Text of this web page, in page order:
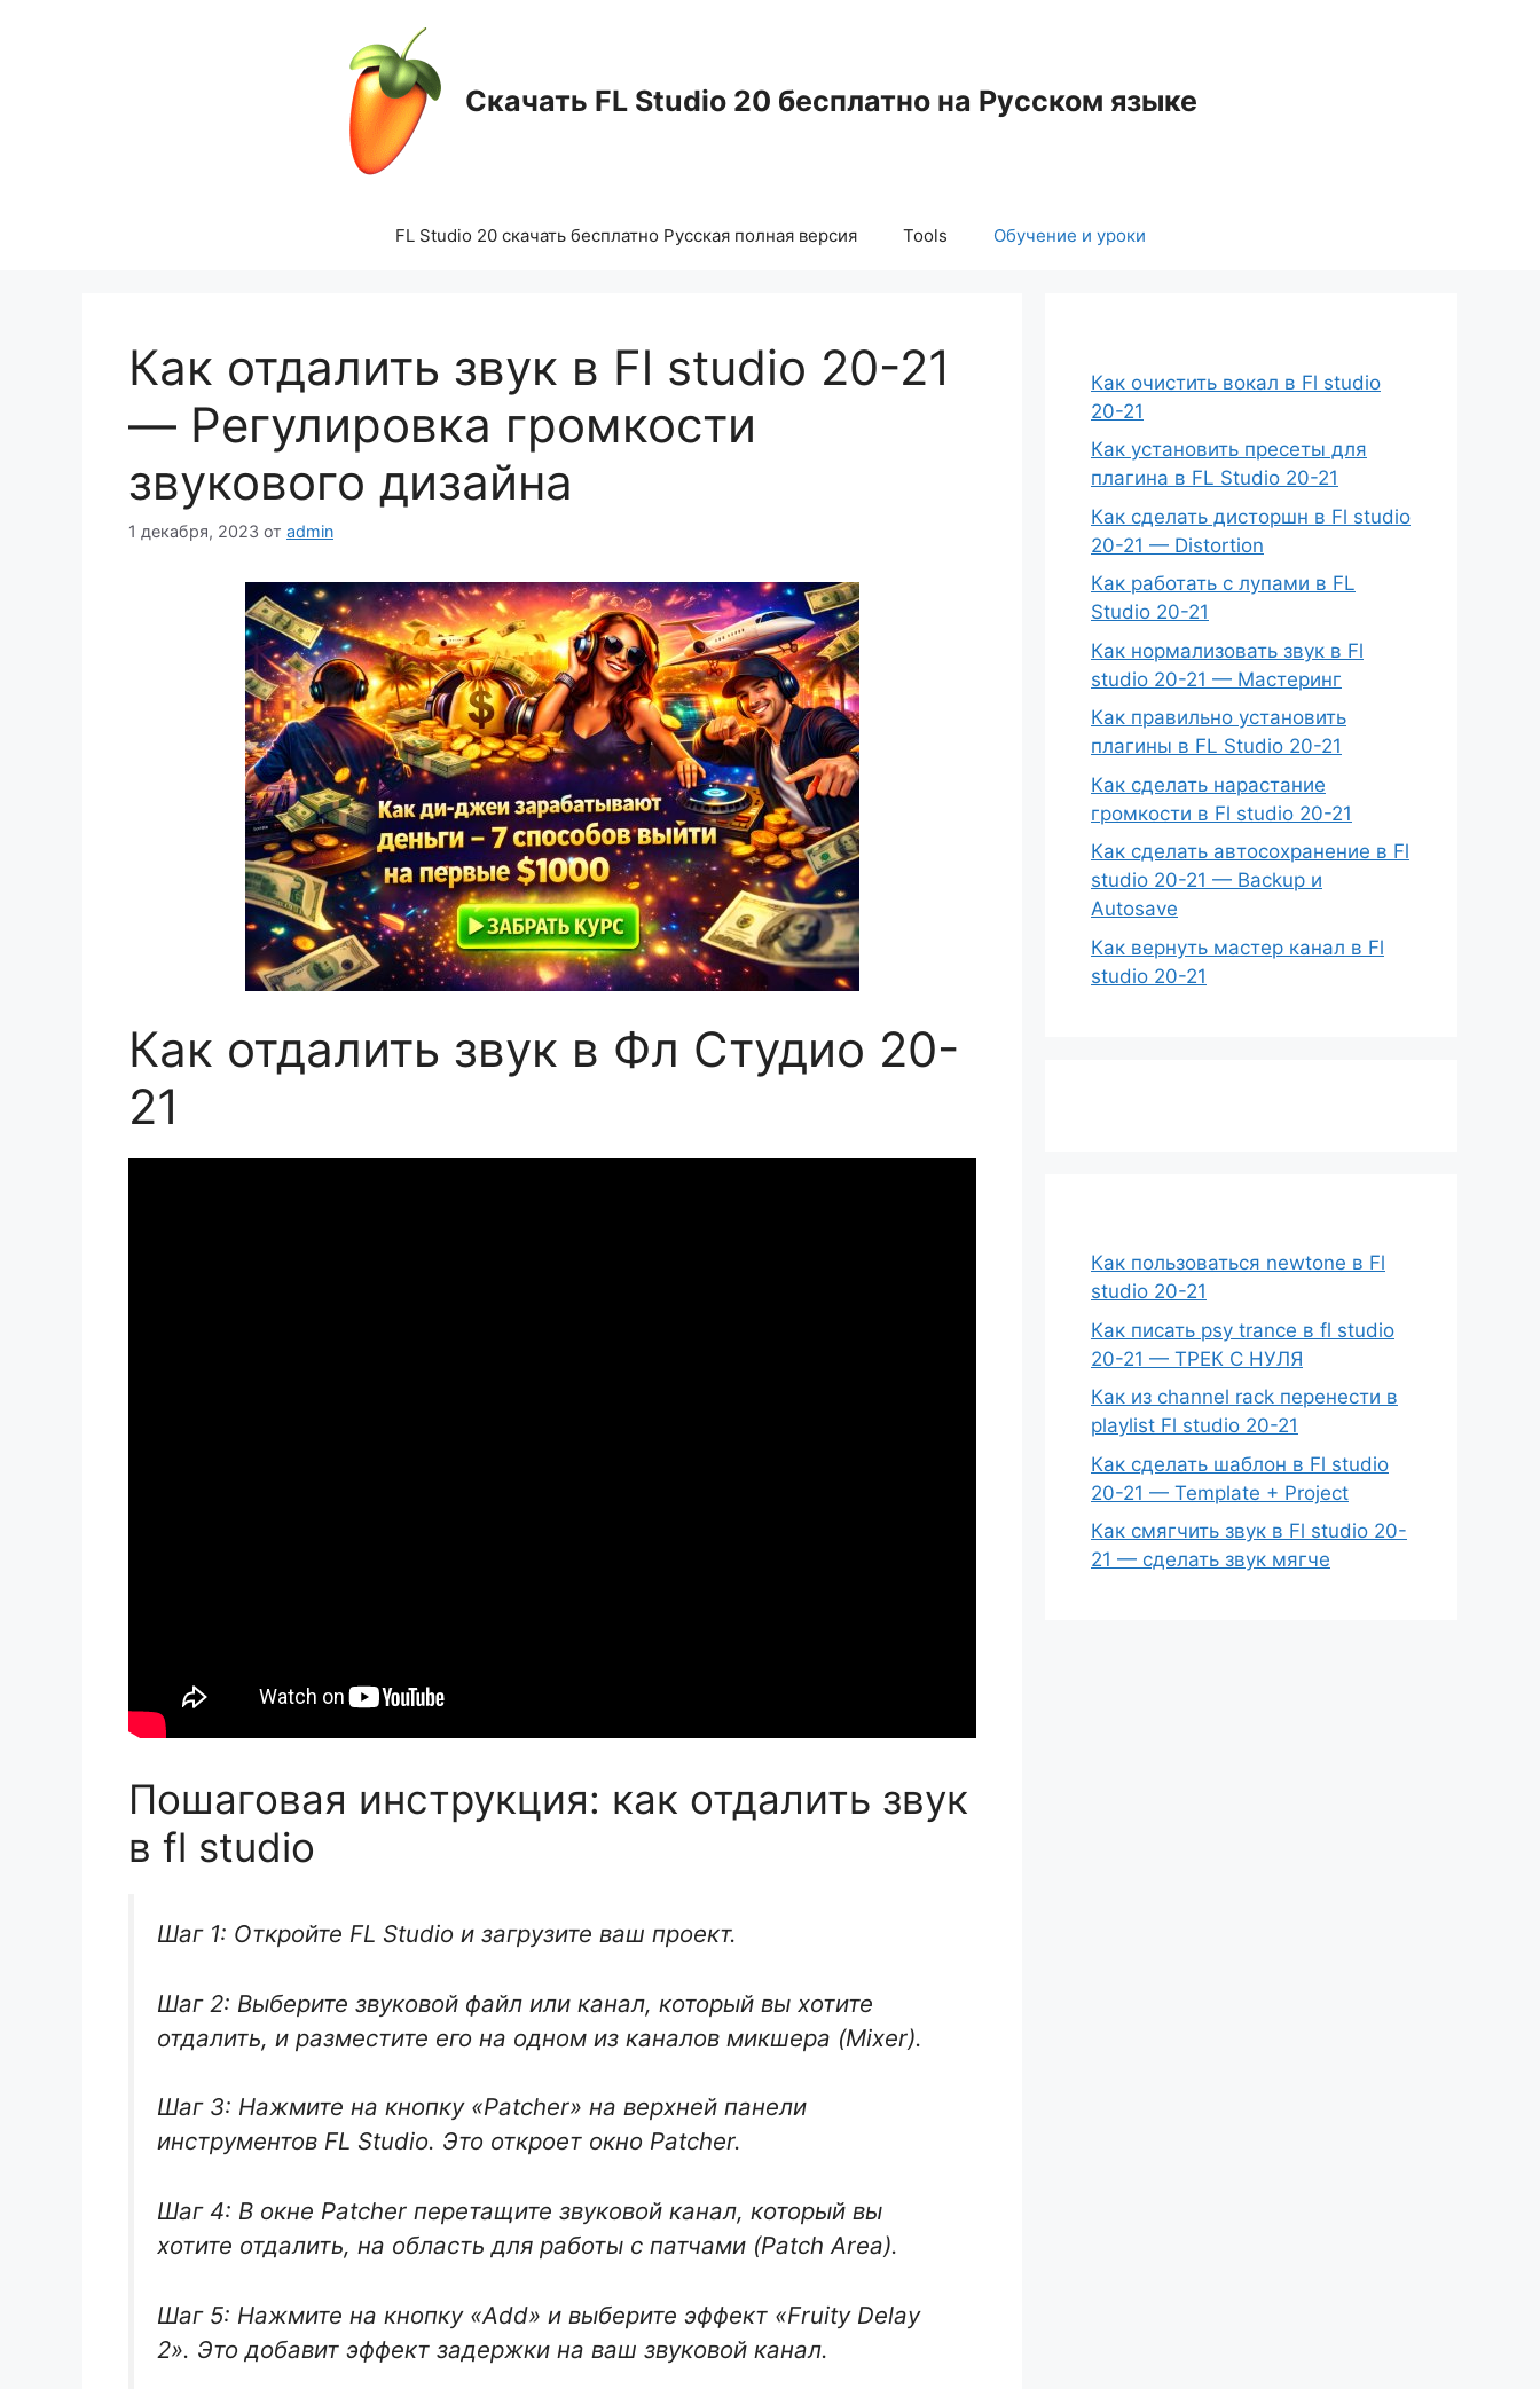
Скачать FL Studio 20 бесплатно на Русском языке
FL Studio 20 скачать бесплатно Русская полная версия Tools Обучение и уроки
Как отдалить звук в Fl studio 20-21
— Регулировка громкости
звукового дизайна
1 декабря, 2023 от admin
Как отдалить звук в Фл Студио 20-
21
Пошаговая инструкция: как отдалить звук
в fl studio
Шаг 1: Откройте FL Studio и загрузите ваш проект.
Шаг 2: Выберите звуковой файл или канал, который вы хотите
отдалить, и разместите его на одном из каналов микшера (Mixer).
Шаг 3: Нажмите на кнопку «Patcher» на верхней панели
инструментов FL Studio. Это откроет окно Patcher.
Шаг 4: В окне Patcher перетащите звуковой канал, который вы
хотите отдалить, на область для работы с патчами (Patch Area).
Шаг 5: Нажмите на кнопку «Add» и выберите эффект «Fruity Delay
2». Это добавит эффект задержки на ваш звуковой канал.
Как очистить вокал в Fl studio
20-21
Как установить пресеты для
плагина в FL Studio 20-21
Как сделать дисторшн в Fl studio
20-21 — Distortion
Как работать с лупами в FL
Studio 20-21
Как нормализовать звук в Fl
studio 20-21 — Мастеринг
Как правильно установить
плагины в FL Studio 20-21
Как сделать нарастание
громкости в Fl studio 20-21
Как сделать автосохранение в Fl
studio 20-21 — Backup и
Autosave
Как вернуть мастер канал в Fl
studio 20-21
Как пользоваться newtone в Fl
studio 20-21
Как писать psy trance в fl studio
20-21 — ТРЕК С НУЛЯ
Как из channel rack перенести в
playlist Fl studio 20-21
Как сделать шаблон в Fl studio
20-21 — Template + Project
Как смягчить звук в Fl studio 20-
21 — сделать звук мягче